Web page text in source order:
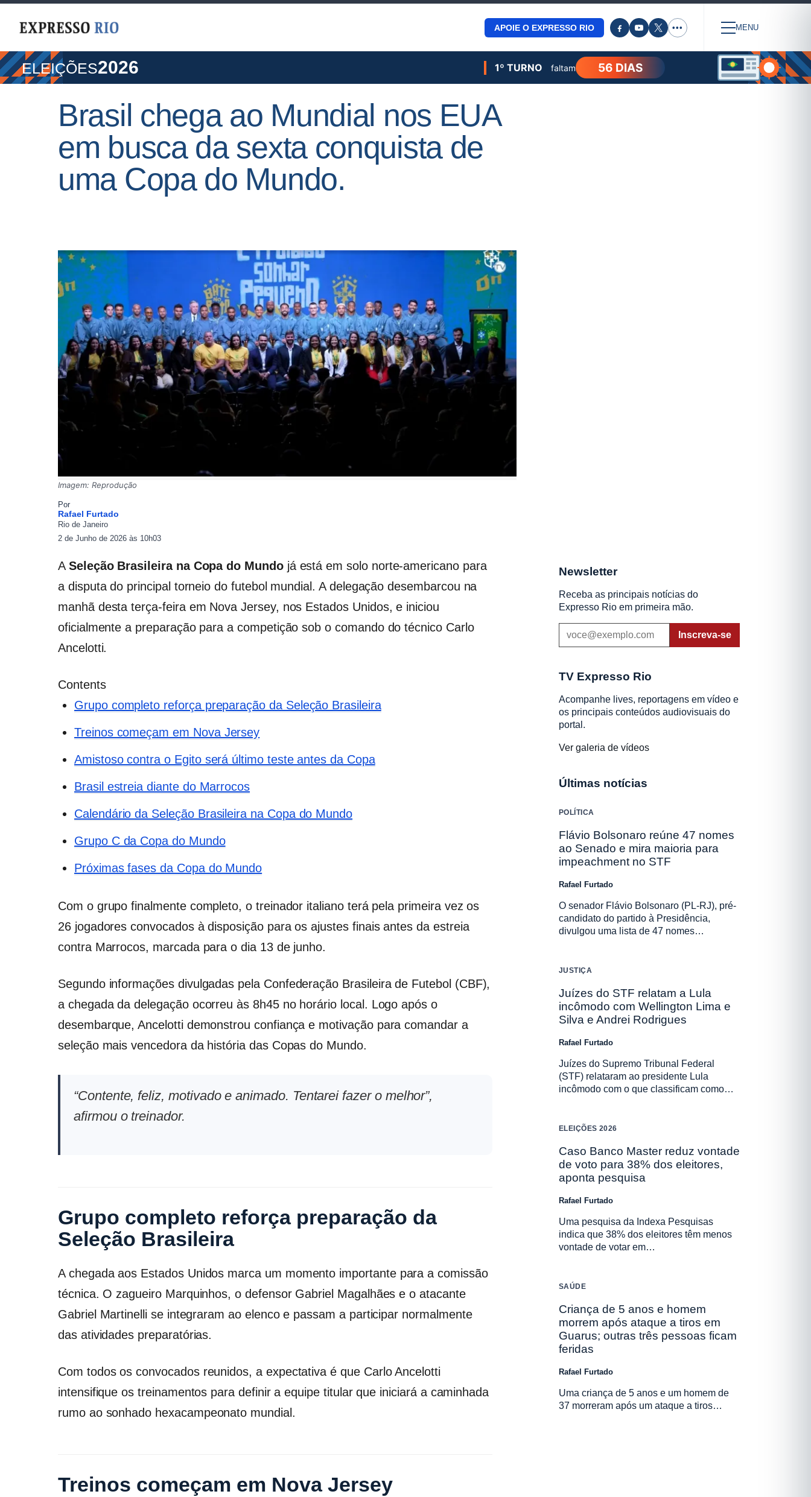
APOIE O EXPRESSO RIO ••• MENU
ELEIÇÕES2026 1º TURNO faltam 56 DIAS
Brasil chega ao Mundial nos EUA
em busca da sexta conquista de
uma Copa do Mundo.
Imagem: Reprodução
Por
Rafael Furtado
Rio de Janeiro
2 de Junho de 2026 às 10h03
A Seleção Brasileira na Copa do Mundojá está em solo norte-americano para
a disputa do principal torneio do futebol mundial. A delegação desembarcou na
manhã desta terça-feira em Nova Jersey, nos Estados Unidos, e iniciou
oficialmente a preparação para a competição sob o comando do técnico Carlo
Ancelotti.
Contents
Grupo completo reforça preparação da Seleção Brasileira
Treinos começam em Nova Jersey
Amistoso contra o Egito será último teste antes da Copa
Brasil estreia diante do Marrocos
Calendário da Seleção Brasileira na Copa do Mundo
Grupo C da Copa do Mundo
Próximas fases da Copa do Mundo
Com o grupo finalmente completo, o treinador italiano terá pela primeira vez os
26 jogadores convocados à disposição para os ajustes finais antes da estreia
contra Marrocos, marcada para o dia 13 de junho.
Segundo informações divulgadas pela Confederação Brasileira de Futebol (CBF),
a chegada da delegação ocorreu às 8h45 no horário local. Logo após o
desembarque, Ancelotti demonstrou confiança e motivação para comandar a
seleção mais vencedora da história das Copas do Mundo.
“Contente, feliz, motivado e animado. Tentarei fazer o melhor”,
afirmou o treinador.
Grupo completo reforça preparação da
Seleção Brasileira
A chegada aos Estados Unidos marca um momento importante para a comissão
técnica. O zagueiro Marquinhos, o defensor Gabriel Magalhães e o atacante
Gabriel Martinelli se integraram ao elenco e passam a participar normalmente
das atividades preparatórias.
Com todos os convocados reunidos, a expectativa é que Carlo Ancelotti
intensifique os treinamentos para definir a equipe titular que iniciará a caminhada
rumo ao sonhado hexacampeonato mundial.
Treinos começam em Nova Jersey
Newsletter
Receba as principais notícias do
Expresso Rio em primeira mão.
Inscreva-se
TV Expresso Rio
Acompanhe lives, reportagens em vídeo e
os principais conteúdos audiovisuais do
portal.
Ver galeria de vídeos
Últimas notícias
POLÍTICA
Flávio Bolsonaro reúne 47 nomes
ao Senado e mira maioria para
impeachment no STF
Rafael Furtado
O senador Flávio Bolsonaro (PL-RJ), pré-
candidato do partido à Presidência,
divulgou uma lista de 47 nomes…
JUSTIÇA
Juízes do STF relatam a Lula
incômodo com Wellington Lima e
Silva e Andrei Rodrigues
Rafael Furtado
Juízes do Supremo Tribunal Federal
(STF) relataram ao presidente Lula
incômodo com o que classificam como…
ELEIÇÕES 2026
Caso Banco Master reduz vontade
de voto para 38% dos eleitores,
aponta pesquisa
Rafael Furtado
Uma pesquisa da Indexa Pesquisas
indica que 38% dos eleitores têm menos
vontade de votar em…
SAÚDE
Criança de 5 anos e homem
morrem após ataque a tiros em
Guarus; outras três pessoas ficam
feridas
Rafael Furtado
Uma criança de 5 anos e um homem de
37 morreram após um ataque a tiros…